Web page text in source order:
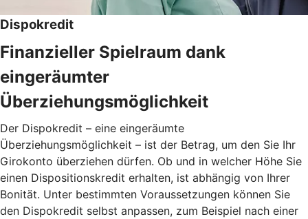
Dispokredit
Finanzieller Spielraum dank
eingeräumter
Überziehungsmöglichkeit
Der Dispokredit – eine eingeräumte
Überziehungsmöglichkeit – ist der Betrag, um den Sie Ihr
Girokonto überziehen dürfen. Ob und in welcher Höhe Sie
einen Dispositionskredit erhalten, ist abhängig von Ihrer
Bonität. Unter bestimmten Voraussetzungen können Sie
den Dispokredit selbst anpassen, zum Beispiel nach einer